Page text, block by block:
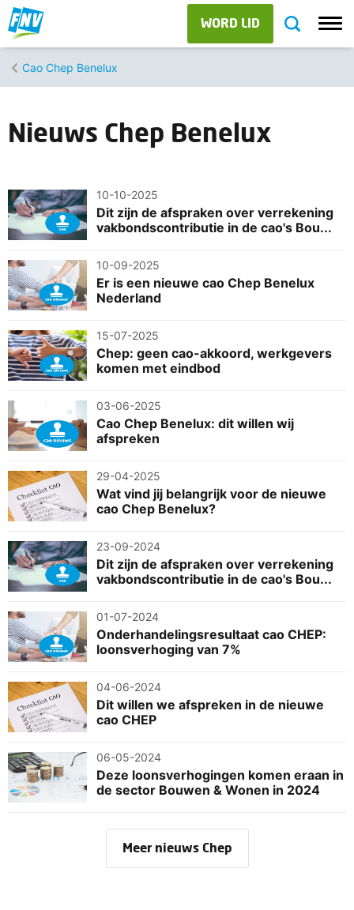
WORD LID
Cao Chep Benelux
Nieuws Chep Benelux
10-10-2025
Dit zijn de afspraken over verrekening
vakbondscontributie in de cao's Bou...
10-09-2025
Er is een nieuwe cao Chep Benelux
Nederland
15-07-2025
Chep: geen cao-akkoord, werkgevers
komen met eindbod
03-06-2025
Cao Chep Benelux: dit willen wij
afspreken
29-04-2025
Wat vind jij belangrijk voor de nieuwe
cao Chep Benelux?
23-09-2024
Dit zijn de afspraken over verrekening
vakbondscontributie in de cao's Bou...
01-07-2024
Onderhandelingsresultaat cao CHEP:
loonsverhoging van 7%
04-06-2024
Dit willen we afspreken in de nieuwe
cao CHEP
06-05-2024
Deze loonsverhogingen komen eraan in
de sector Bouwen & Wonen in 2024
Meer nieuws Chep